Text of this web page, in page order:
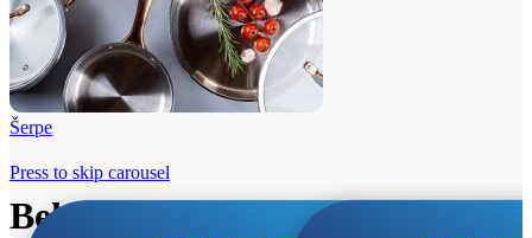
Šerpe
Beko i Tesla super cene
Press to skip carousel